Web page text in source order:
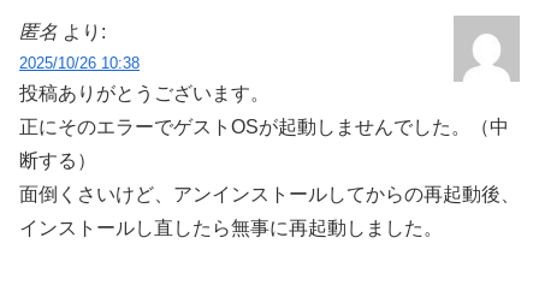
匿名 より:
2025/10/26 10:38
投稿ありがとうございます。
正にそのエラーでゲストOSが起動しませんでした。（中
断する）
面倒くさいけど、アンインストールしてからの再起動後、
インストールし直したら無事に再起動しました。